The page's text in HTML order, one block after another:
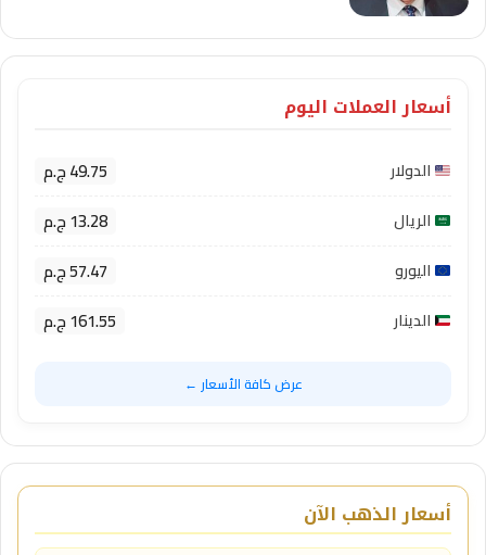
أسعار العملات اليوم
الدولار 49.75 ج.م
الريال 13.28 ج.م
اليورو 57.47 ج.م
الدينار 161.55 ج.م
عرض كافة الأسعار ←
أسعار الذهب الآن